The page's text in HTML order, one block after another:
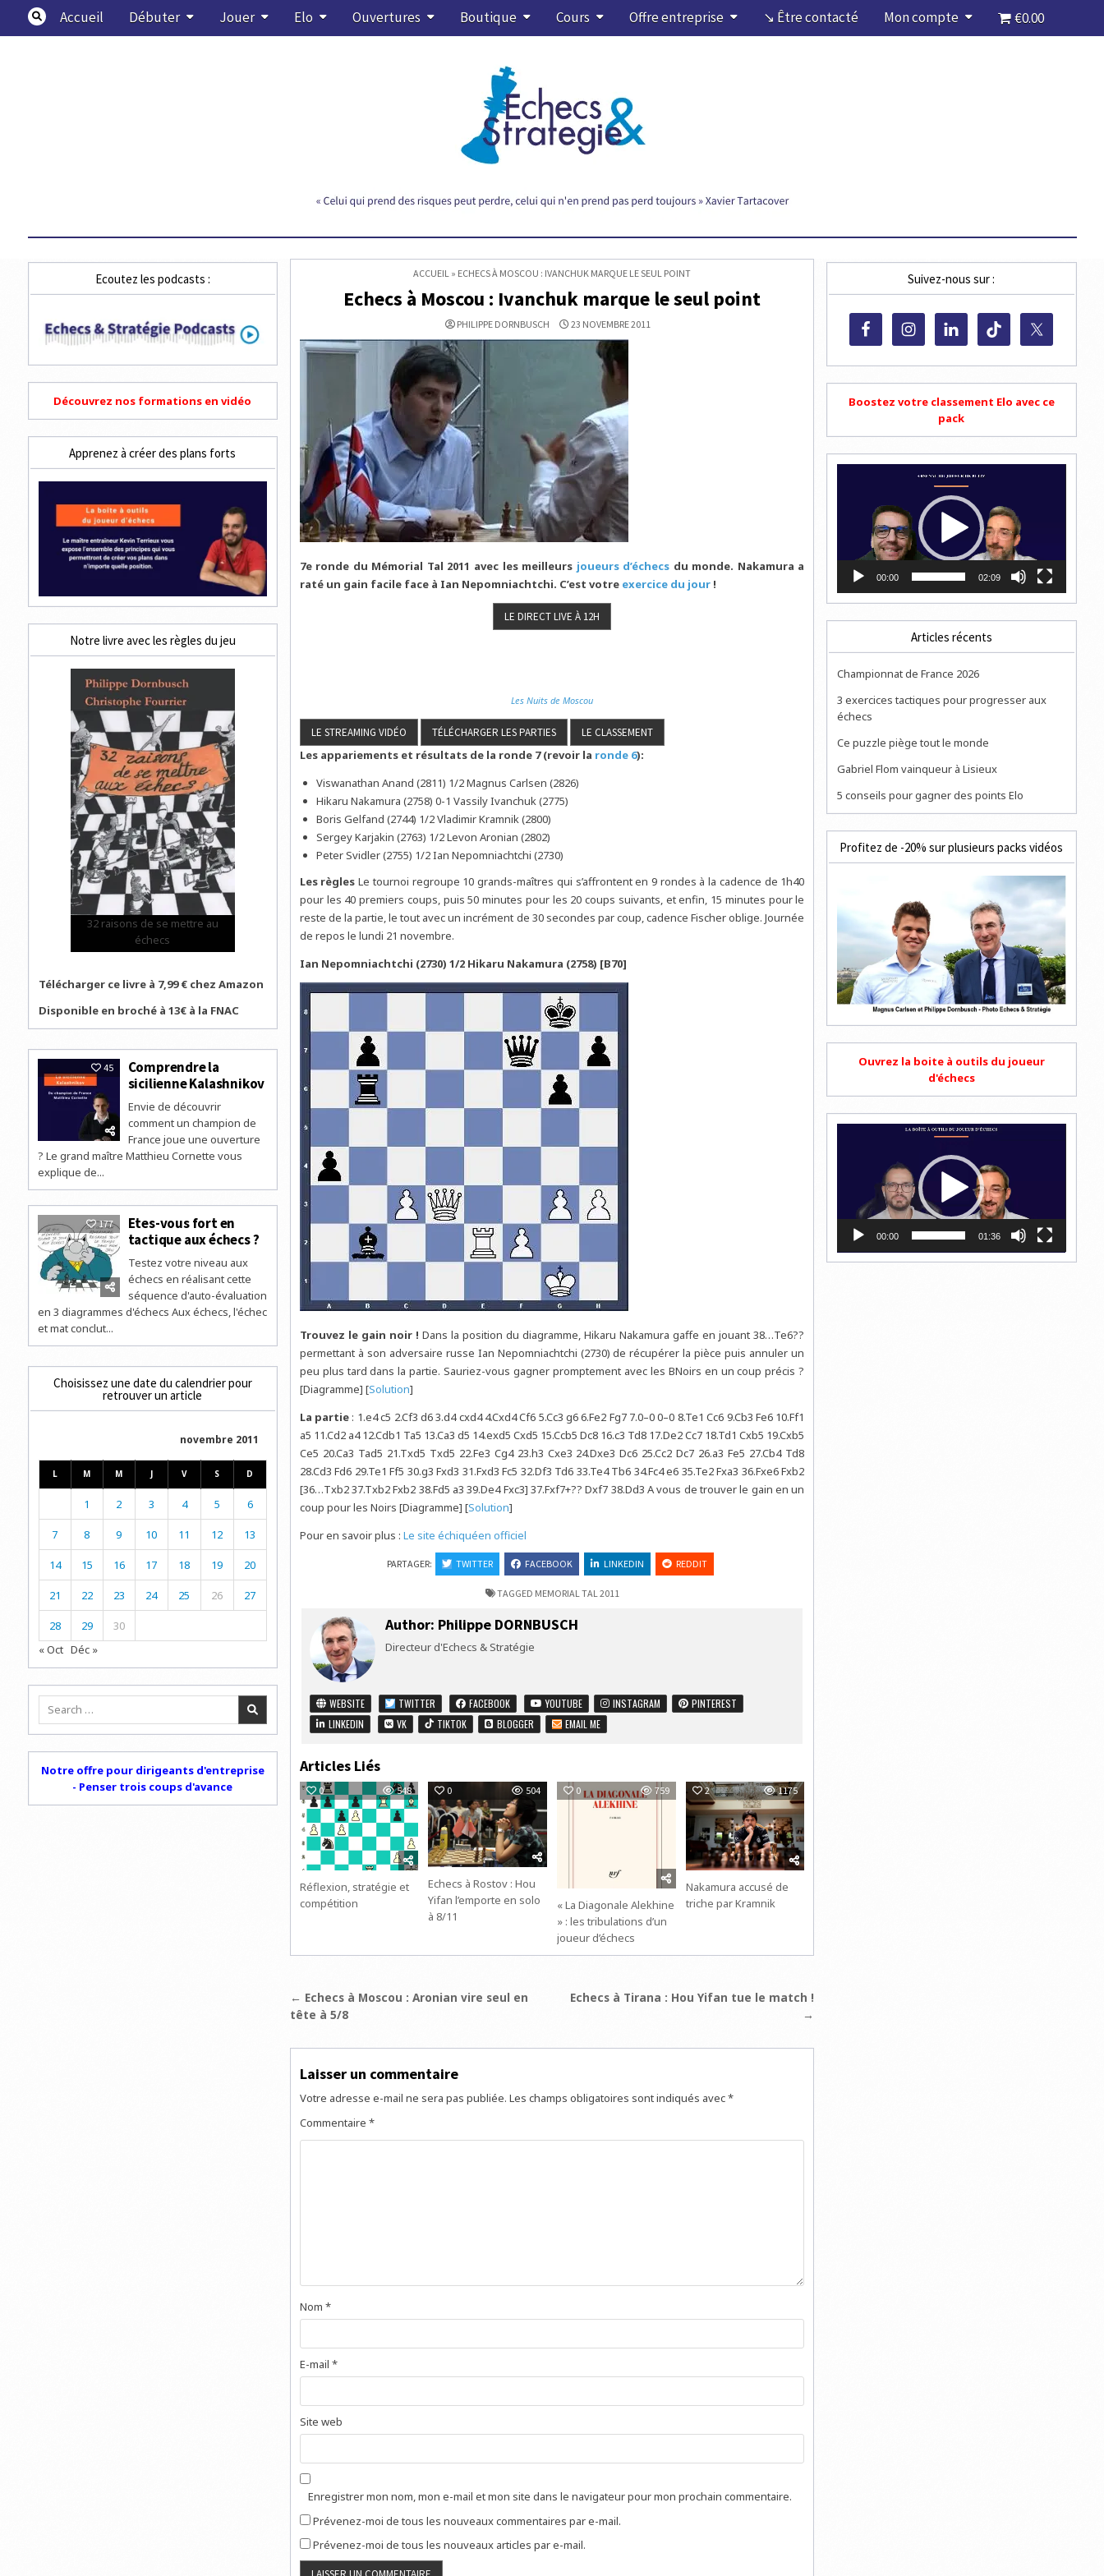
content
Accueil Débuter Jouer Elo Ouvertures Boutique Cours Offre entreprise ↘ Être contacté Mon compte €0.00
ACCUEIL » ECHECS À MOSCOU : IVANCHUK MARQUE LE SEUL POINT
Echecs à Moscou : Ivanchuk marque le seul point
PHILIPPE DORNBUSCH 23 NOVEMBRE 2011
7e ronde du Mémorial Tal 2011 avec les meilleurs joueurs d’échecs du monde. Nakamura a
raté un gain facile face à Ian Nepomniachtchi. C’est votre exercice du jour!
Les Nuits de Moscou
Les appariements et résultats de la ronde 7 (revoir la ronde 6):
Viswanathan Anand (2811) 1/2 Magnus Carlsen (2826)
Hikaru Nakamura (2758) 0-1 Vassily Ivanchuk (2775)
Boris Gelfand (2744) 1/2 Vladimir Kramnik (2800)
Sergey Karjakin (2763) 1/2 Levon Aronian (2802)
Peter Svidler (2755) 1/2 Ian Nepomniachtchi (2730)
Les règles Le tournoi regroupe 10 grands-maîtres qui s’affrontent en 9 rondes à la cadence de 1h40
pour les 40 premiers coups, puis 50 minutes pour les 20 coups suivants, et enfin, 15 minutes pour le
reste de la partie, le tout avec un incrément de 30 secondes par coup, cadence Fischer oblige. Journée
de repos le lundi 21 novembre.
Ian Nepomniachtchi (2730) 1/2 Hikaru Nakamura (2758) [B70]
Trouvez le gain noir ! Dans la position du diagramme, Hikaru Nakamura gaffe en jouant 38…Te6??
permettant à son adversaire russe Ian Nepomniachtchi (2730) de récupérer la pièce puis annuler un
peu plus tard dans la partie. Sauriez-vous gagner promptement avec les BNoirs en un coup précis ?
[Diagramme] [Solution]
La partie : 1.e4 c5 2.Cf3 d6 3.d4 cxd4 4.Cxd4 Cf6 5.Cc3 g6 6.Fe2 Fg7 7.0–0 0–0 8.Te1 Cc6 9.Cb3 Fe6 10.Ff1
a5 11.Cd2 a4 12.Cdb1 Ta5 13.Ca3 d5 14.exd5 Cxd5 15.Ccb5 Dc8 16.c3 Td8 17.De2 Cc7 18.Td1 Cxb5 19.Cxb5
Ce5 20.Ca3 Tad5 21.Txd5 Txd5 22.Fe3 Cg4 23.h3 Cxe3 24.Dxe3 Dc6 25.Cc2 Dc7 26.a3 Fe5 27.Cb4 Td8
28.Cd3 Fd6 29.Te1 Ff5 30.g3 Fxd3 31.Fxd3 Fc5 32.Df3 Td6 33.Te4 Tb6 34.Fc4 e6 35.Te2 Fxa3 36.Fxe6 Fxb2
[36…Txb2 37.Txb2 Fxb2 38.Fd5 a3 39.De4 Fxc3] 37.Fxf7+?? Dxf7 38.Dd3 A vous de trouver le gain en un
coup pour les Noirs [Diagramme] [Solution]
Pour en savoir plus : Le site échiquéen officiel
PARTAGER: TWITTER FACEBOOK LINKEDIN REDDIT
TAGGED MEMORIAL TAL 2011
Author: Philippe DORNBUSCH
Directeur d'Echecs & Stratégie
WEBSITE TWITTER FACEBOOK YOUTUBE INSTAGRAM
PINTEREST
LINKEDIN
VK TIKTOK BLOGGER EMAIL ME
Articles Liés
0 548
Réflexion, stratégie et
compétition
0 504
Echecs à Rostov : Hou
Yifan l’emporte en solo
à 8/11
0 759
« La Diagonale Alekhine
» : les tribulations d’un
joueur d’échecs
2 1175
Nakamura accusé de
triche par Kramnik
Navigation
de
l’article
Echecs à Tirana : Hou Yifan tue le match !
→
← Echecs à Moscou : Aronian vire seul en
tête à 5/8
Laisser un commentaire
Votre adresse e-mail ne sera pas publiée. Les champs obligatoires sont indiqués avec*
Commentaire *
Nom *
E-mail *
Site web
Enregistrer mon nom, mon e-mail et mon site dans le navigateur pour mon prochain commentaire.
Prévenez-moi de tous les nouveaux commentaires par e-mail.
Prévenez-moi de tous les nouveaux articles par e-mail.
Ecoutez les podcasts :
Découvrez nos formations en vidéo
Apprenez à créer des plans forts
Notre livre avec les règles du jeu
32 raisons de se mettre au
échecs
Télécharger ce livre à 7,99 € chez Amazon
Disponible en broché à 13€ à la FNAC
45
Comprendre la
sicilienne Kalashnikov
Envie de découvrir
comment un champion de
France joue une ouverture
? Le grand maître Matthieu Cornette vous
explique de...
177
Etes-vous fort en
tactique aux échecs ?
Testez votre niveau aux
échecs en réalisant cette
séquence d'auto-évaluation
en 3 diagrammes d'échecs Aux échecs, l'échec
et mat conclut...
Choisissez une date du calendrier pour
retrouver un article
novembre 2011
L M M J V S D
1 2 3 4 5 6
7 8 9 10 11 12 13
14 15 16 17 18 19 20
21 22 23 24 25 26 27
28 29
30
« Oct Déc »
Search
Notre offre pour dirigeants d'entreprise
- Penser trois coups d'avance
Suivez-nous sur :
Boostez votre classement Elo avec ce
pack
00:00 02:09
Articles récents
Championnat de France 2026
3 exercices tactiques pour progresser aux
échecs
Ce puzzle piège tout le monde
Gabriel Flom vainqueur à Lisieux
5 conseils pour gagner des points Elo
Profitez de -20% sur plusieurs packs vidéos
Ouvrez la boite à outils du joueur
d'échecs
00:00 01:36